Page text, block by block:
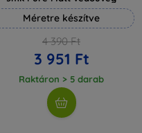
Méretre készítve
4 390 Ft
3 951 Ft
Raktáron > 5 darab